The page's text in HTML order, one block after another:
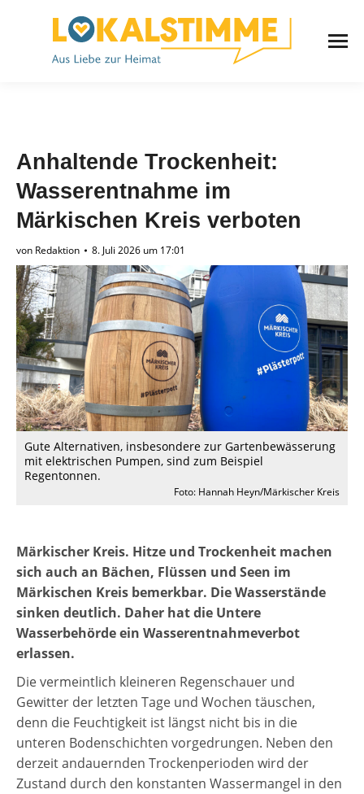
Anhaltende Trockenheit:
Wasserentnahme im
Märkischen Kreis verboten
von Redaktion 8. Juli 2026 um 17:01
Gute Alternativen, insbesondere zur Gartenbewässerung
mit elektrischen Pumpen, sind zum Beispiel
Regentonnen.
Foto: Hannah Heyn/Märkischer Kreis
Märkischer Kreis. Hitze und Trockenheit machen
sich auch an Bächen, Flüssen und Seen im
Märkischen Kreis bemerkbar. Die Wasserstände
sinken deutlich. Daher hat die Untere
Wasserbehörde ein Wasserentnahmeverbot
erlassen.
Die vermeintlich kleineren Regenschauer und
Gewitter der letzten Tage und Wochen täuschen,
denn die Feuchtigkeit ist längst nicht bis in die
unteren Bodenschichten vorgedrungen. Neben den
derzeit andauernden Trockenperioden wird der
Zustand durch den konstanten Wassermangel in den